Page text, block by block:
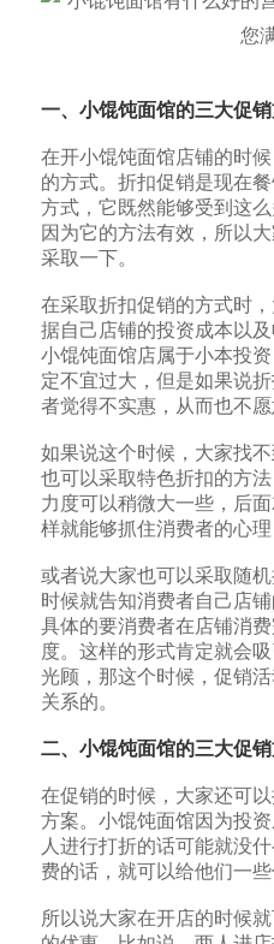
一、小馄饨面馆的三大促
在开小馄饨面馆店铺的时
的方式。折扣促销是现在
方式，它既然能够受到这
因为它的方法有效，所以
采取一下。
在采取折扣促销的方式时
据自己店铺的投资成本以
小馄饨面馆店属于小本投
定不宜过大，但是如果说
者觉得不实惠，从而也不
如果说这个时候，大家找
也可以采取特色折扣的方
力度可以稍微大一些，后
样就能够抓住消费者的心理
或者说大家也可以采取随
时候就告知消费者自己店
具体的要消费者在店铺消
度。这样的形式肯定就会
光顾，那这个时候，促销
关系的。
二、小馄饨面馆的三大促
在促销的时候，大家还可
方案。小馄饨面馆因为投
人进行打折的话可能就没
费的话，就可以给他们一些
所以说大家在开店的时候